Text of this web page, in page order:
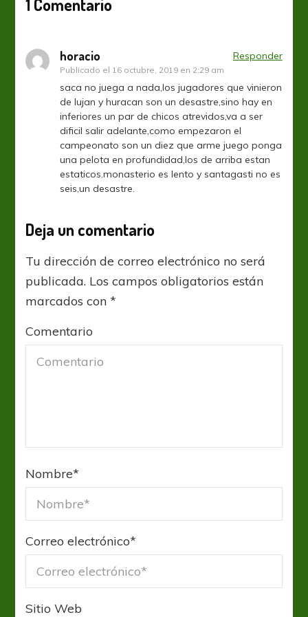
horacio
Publicado el 16 octubre, 2019 en 2:29 am
Responder
saca no juega a nada,los jugadores que vinieron
de lujan y huracan son un desastre,sino hay en
inferiores un par de chicos atrevidos,va a ser
dificil salir adelante,como empezaron el
campeonato son un diez que arme juego ponga
una pelota en profundidad,los de arriba estan
estaticos.monasterio es lento y santagasti no es
seis,un desastre.
Deja un comentario
Tu dirección de correo electrónico no será
publicada. Los campos obligatorios están
marcados con*
Comentario
Nombre*
Correo electrónico*
Sitio Web